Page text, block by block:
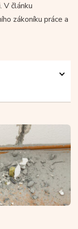
V článku
zákoníku práce a